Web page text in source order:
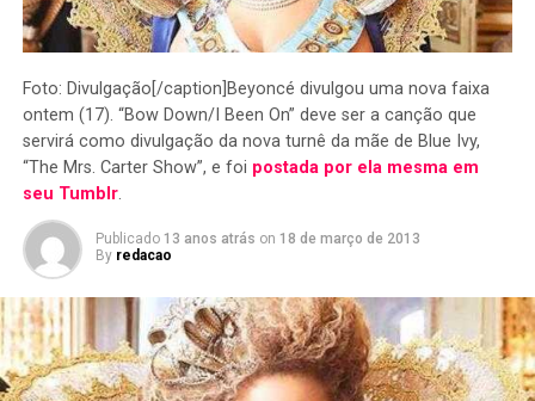
Foto: Divulgação[/caption]Beyoncé divulgou uma nova faixa
ontem (17). “Bow Down/I Been On” deve ser a canção que
servirá como divulgação da nova turnê da mãe de Blue Ivy,
“The Mrs. Carter Show”, e foi postada por ela mesma em
seu Tumblr.
Publicado 13 anos atrás on 18 de março de 2013
By redacao